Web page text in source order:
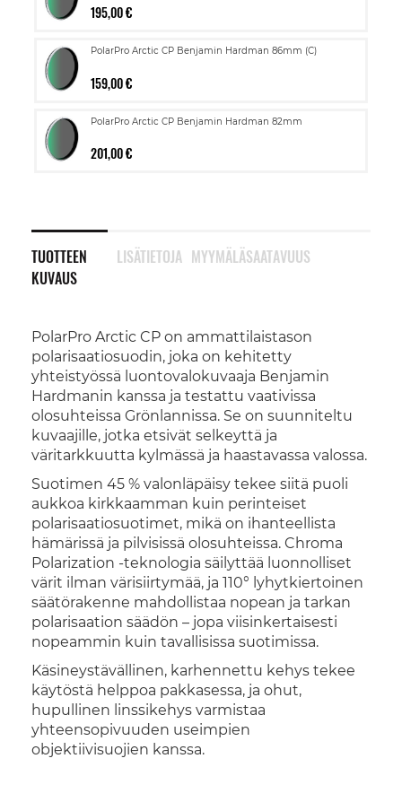
195,00 €
PolarPro Arctic CP Benjamin Hardman 86mm (C)
159,00 €
PolarPro Arctic CP Benjamin Hardman 82mm
201,00 €
TUOTTEEN
KUVAUS
PolarPro Arctic CP on ammattilaistason
polarisaatiosuodin, joka on kehitetty
yhteistyössä luontovalokuvaaja Benjamin
Hardmanin kanssa ja testattu vaativissa
olosuhteissa Grönlannissa. Se on suunniteltu
kuvaajille, jotka etsivät selkeyttä ja
väritarkkuutta kylmässä ja haastavassa valossa.
Suotimen 45 % valonläpäisy tekee siitä puoli
aukkoa kirkkaamman kuin perinteiset
polarisaatiosuotimet, mikä on ihanteellista
hämärissä ja pilvisissä olosuhteissa. Chroma
Polarization -teknologia säilyttää luonnolliset
värit ilman värisiirtymää, ja 110° lyhytkiertoinen
säätörakenne mahdollistaa nopean ja tarkan
polarisaation säädön – jopa viisinkertaisesti
nopeammin kuin tavallisissa suotimissa.
Käsineystävällinen, karhennettu kehys tekee
käytöstä helppoa pakkasessa, ja ohut,
hupullinen linssikehys varmistaa
yhteensopivuuden useimpien
objektiivisuojien kanssa.
LISÄTIETOJA MYYMÄLÄSAATAVUUS